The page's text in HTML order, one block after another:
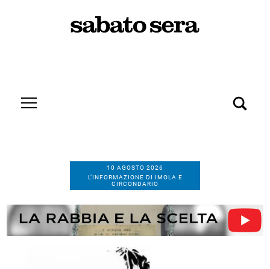
10 AGOSTO 2026
L’INFORMAZIONE DI IMOLA E
CIRCONDARIO